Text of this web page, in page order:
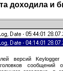
доходила и
версий